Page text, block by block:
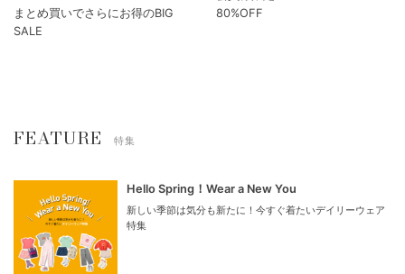
まとめ買いでさらにお得のBIG
SALE
80%OFF
FEATURE 特集
Hello Spring！Wear a New You
新しい季節は気分も新たに！今すぐ着たいデイリーウェア
特集